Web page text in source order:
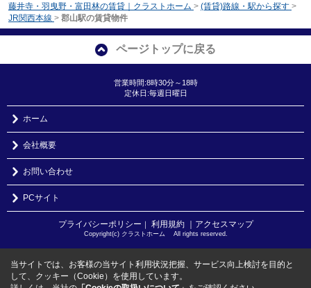
藤井寺・羽曳野・富田林の賃貸｜クラストホーム > (賃貸)路線・駅から探す >
JR関西本線 > 郡山駅の賃貸物件
ページトップに戻る
営業時間:8時30分～18時
定休日:毎週日曜日
ホーム
会社概要
お問い合わせ
PCサイト
プライバシーポリシー ｜ 利用規約 ｜アクセスマップ
Copyright(c) クラストホーム All rights reserved.
当サイトでは、お客様の当サイト利用状況把握、サービス向上検討を目的と
して、クッキー（Cookie）を使用しています。